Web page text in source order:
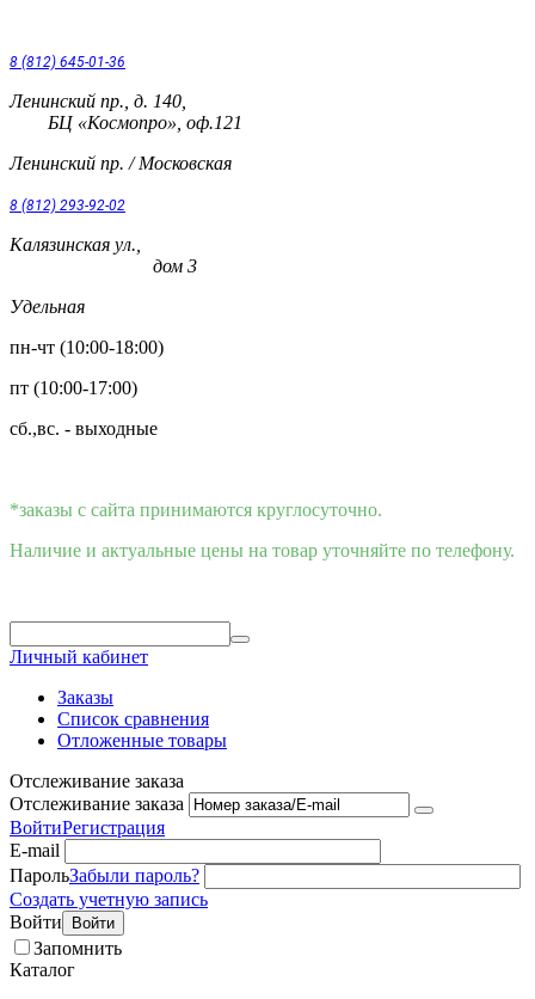
8 (812) 645-01-36
Ленинский пр., д. 140,
БЦ «Космопро», оф.121
Ленинский пр. / Московская
8 (812) 293-92-02
Калязинская ул.,
дом 3
Удельная
пн-чт (10:00-18:00)
пт (10:00-17:00)
сб.,вс. - выходные
*заказы с сайта принимаются круглосуточно.
Наличие и актуальные цены на товар уточняйте по телефону.
Личный кабинет
Заказы
Список сравнения
Отложенные товары
Отслеживание заказа
Отслеживание заказа
ВойтиРегистрация
E-mail
ПарольЗабыли пароль?
Создать учетную запись
Войти
Войти
Запомнить
Каталог